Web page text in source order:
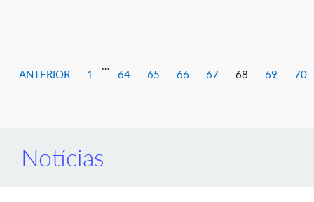
ANTERIOR 1
…
64 65 66 67 68 69 70
Notícias